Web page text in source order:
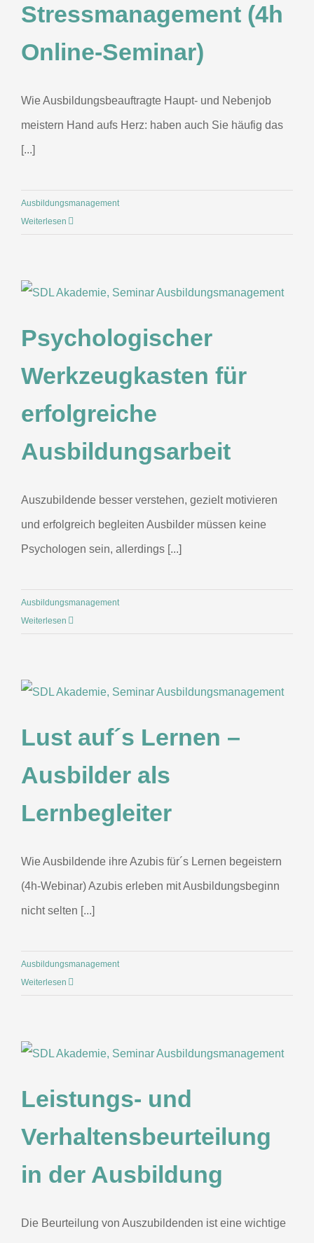
Stressmanagement (4h
Online-Seminar)
Wie Ausbildungsbeauftragte Haupt- und Nebenjob
meistern Hand aufs Herz: haben auch Sie häufig das
[...]
Ausbildungsmanagement
Weiterlesen
Psychologischer
Werkzeugkasten für
erfolgreiche
Ausbildungsarbeit
Auszubildende besser verstehen, gezielt motivieren
und erfolgreich begleiten Ausbilder müssen keine
Psychologen sein, allerdings [...]
Ausbildungsmanagement
Weiterlesen
Lust auf´s Lernen –
Ausbilder als
Lernbegleiter
Wie Ausbildende ihre Azubis für´s Lernen begeistern
(4h-Webinar) Azubis erleben mit Ausbildungsbeginn
nicht selten [...]
Ausbildungsmanagement
Weiterlesen
Leistungs- und
Verhaltensbeurteilung
in der Ausbildung
Die Beurteilung von Auszubildenden ist eine wichtige